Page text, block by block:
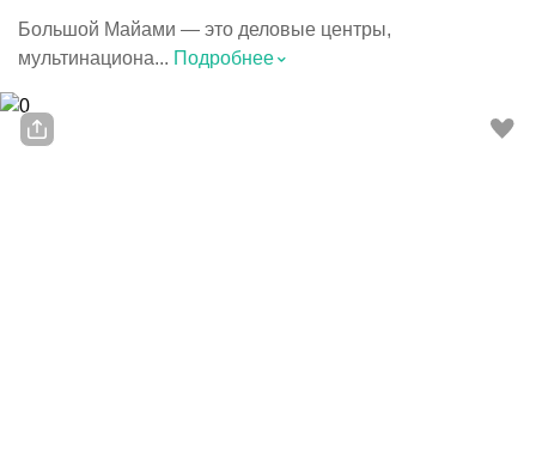
Большой Майами — это деловые центры,
мультинациона... Подробнее⌃